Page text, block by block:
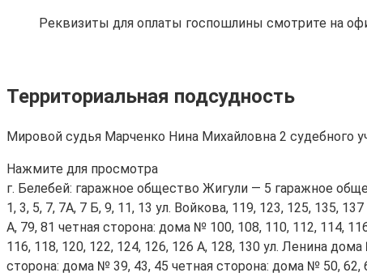
Реквизиты для оплаты госпошлины смотрите на
Территориальная подсудность
Мировой судья Марченко Нина Михайловна 2 судебного
Нажмите для просмотра
г. Белебей: гаражное общество Жигули — 5 гаражное
1, 3, 5, 7, 7А, 7 Б, 9, 11, 13 ул. Войкова, 119, 123, 125, 135,
А, 79, 81 четная сторона: дома № 100, 108, 110, 112, 114,
116, 118, 120, 122, 124, 126, 126 А, 128, 130 ул. Ленина
сторона: дома № 39, 43, 45 четная сторона: дома № 50, 62,